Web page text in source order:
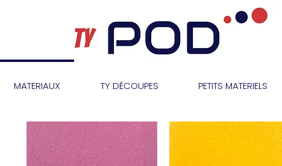
MATERIAUX TY DÉCOUPES PETITS MATERIELS